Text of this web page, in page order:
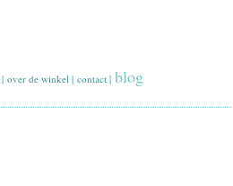
| over de winkel | contact | blog